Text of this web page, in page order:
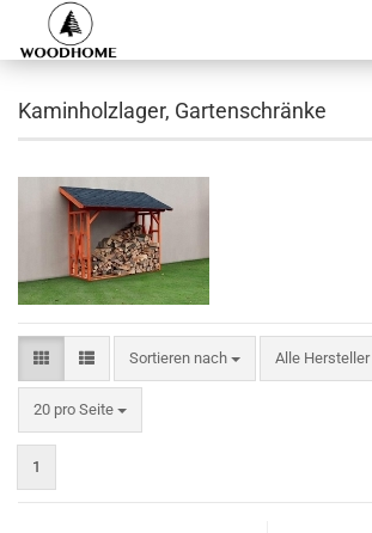
Kaminholzlager, Gartenschränke
Sortieren nach
Sortieren nach Alle Hersteller
20 pro Seite
pro Seite
1